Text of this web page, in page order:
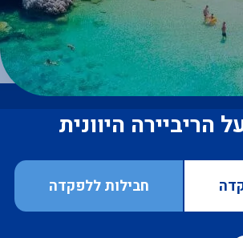
חבילות ללפקדה
הריביירה היוונית